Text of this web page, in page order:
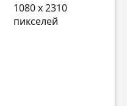
1080 x 2310
пикселей